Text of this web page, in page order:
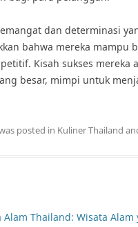
dan determinasi
bahwa mereka mampu
Kisah sukses mereka
besar, mimpi untuk
posted in Kuliner Thailand
Alam Thailand: Wisata Alam